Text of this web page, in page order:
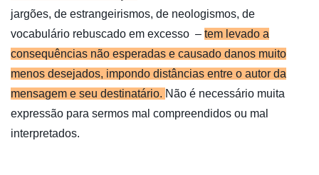
jargões, de estrangeirismos, de neologismos, de
vocabulário rebuscado em excesso – tem levado a
consequências não esperadas e causado danos muito
menos desejados, impondo distâncias entre o autor da
mensagem e seu destinatário. Não é necessário muita
expressão para sermos mal compreendidos ou mal
interpretados.